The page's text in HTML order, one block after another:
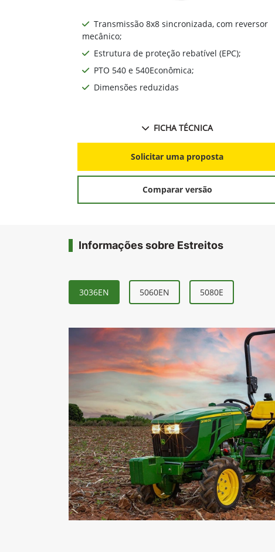
Transmissão 8x8 sincronizada, com reversor
mecânico;
Estrutura de proteção rebatível (EPC);
PTO 540 e 540Econômica;
Dimensões reduzidas
FICHA TÉCNICA
Solicitar uma proposta
Comparar versão
Informações sobre Estreitos
3036EN 5060EN 5080E